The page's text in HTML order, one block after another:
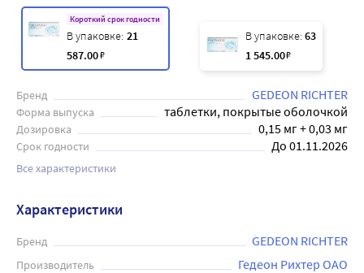
Короткий срок годности
В упаковке: 21
587.00₽
В упаковке: 63
1 545.00₽
Бренд GEDEON RICHTER
Форма выпуска таблетки, покрытые оболочкой
Дозировка 0,15 мг + 0,03 мг
Срок годности До 01.11.2026
Все характеристики
Характеристики
Бренд GEDEON RICHTER
Производитель Гедеон Рихтер ОАО